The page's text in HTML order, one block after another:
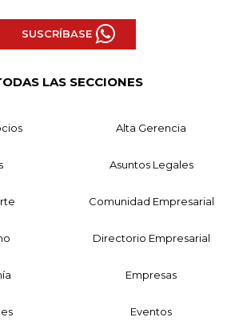
SUSCRÍBASE
LAS SECCIONES
Alta Gerencia
Asuntos Legales
Comunidad Empresarial
Directorio Empresarial
Empresas
Eventos